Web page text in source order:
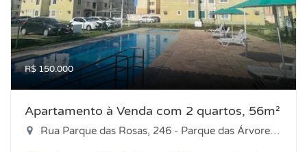
R$ 150.000
Apartamento à Venda com 2 quartos, 56m²
Rua Parque das Rosas, 246 - Parque das Árvores, Parnamirim-RN